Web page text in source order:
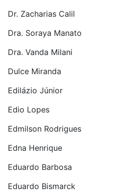
Dr. Zacharias Calil
Dra. Soraya Manato
Dra. Vanda Milani
Dulce Miranda
Edilázio Júnior
Edio Lopes
Edmilson Rodrigues
Edna Henrique
Eduardo Barbosa
Eduardo Bismarck